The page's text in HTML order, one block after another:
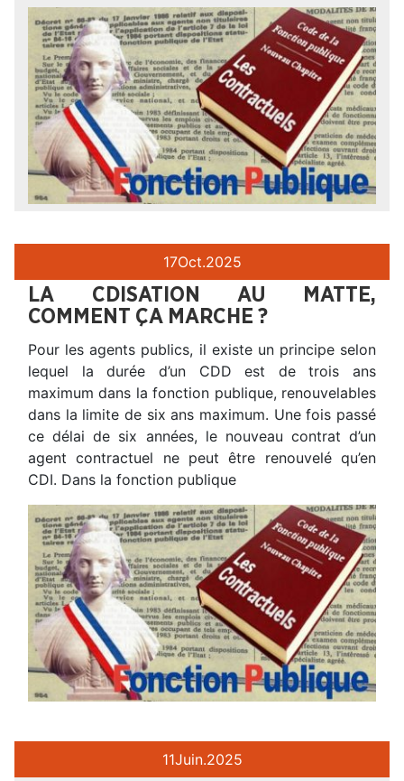
17Oct.2025
LA CDISATION AU MATTE,
COMMENT ÇA MARCHE ?
Pour les agents publics, il existe un principe selon
lequel la durée d’un CDD est de trois ans
maximum dans la fonction publique, renouvelables
dans la limite de six ans maximum. Une fois passé
ce délai de six années, le nouveau contrat d’un
agent contractuel ne peut être renouvelé qu’en
CDI. Dans la fonction publique
11Juin.2025